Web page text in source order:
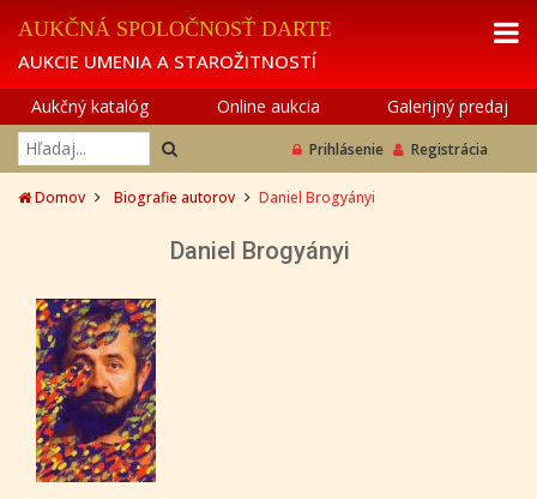
AUKČNÁ SPOLOČNOSŤ DARTE
AUKCIE UMENIA A STAROŽITNOSTÍ
Aukčný katalóg Online aukcia Galerijný predaj
Prihlásenie Registrácia
Domov Biografie autorov Daniel Brogyányi
Daniel Brogyányi